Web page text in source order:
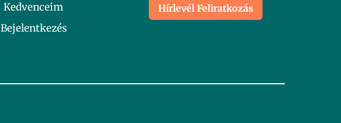
Kedvenceim
Bejelentkezés
Hírlevél Feliratkozás